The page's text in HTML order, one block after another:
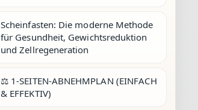
Scheinfasten: Die moderne Methode
für Gesundheit, Gewichtsreduktion
und Zellregeneration
⚖️ 1-SEITEN-ABNEHMPLAN (EINFACH
& EFFEKTIV)